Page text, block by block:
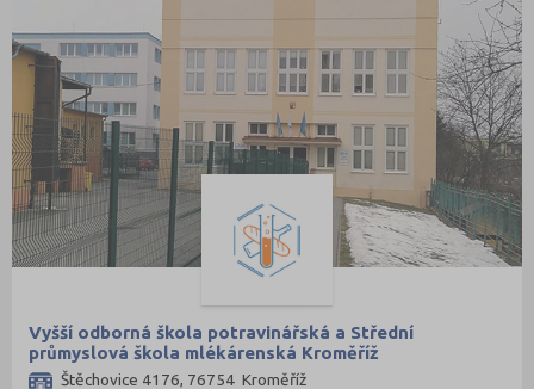
Vyšší odborná škola potravinářská a Střední
průmyslová škola mlékárenská Kroměříž
Štěchovice 4176, 76754 Kroměříž